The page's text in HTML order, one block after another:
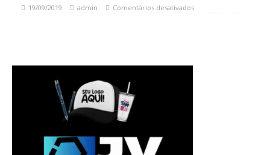
19/09/2019 admin Comentários desativados